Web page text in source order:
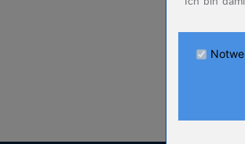
Zweck
Cookie Name
Anbieter